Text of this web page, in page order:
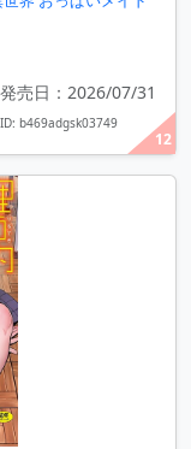
12
発売日：2026/07/31
ID: b469adgsk03749